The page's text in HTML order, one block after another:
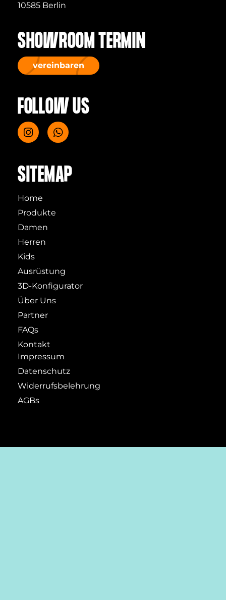
10585 Berlin
SHOWROOM TERMIN
vereinbaren
FOLLOW US
SITEMAP
Home
Produkte
Damen
Herren
Kids
Ausrüstung
3D-Konfigurator
Über Uns
Partner
FAQs
Kontakt
Impressum
Datenschutz
Widerrufsbelehrung
AGBs